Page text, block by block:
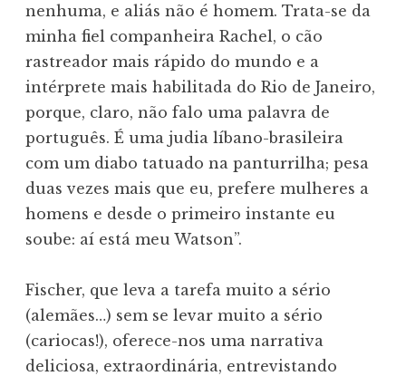
nenhuma, e aliás não é homem. Trata-se da
minha fiel companheira Rachel, o cão
rastreador mais rápido do mundo e a
intérprete mais habilitada do Rio de Janeiro,
porque, claro, não falo uma palavra de
português. É uma judia líbano-brasileira
com um diabo tatuado na panturrilha; pesa
duas vezes mais que eu, prefere mulheres a
homens e desde o primeiro instante eu
soube: aí está meu Watson”.
Fischer, que leva a tarefa muito a sério
(alemães…) sem se levar muito a sério
(cariocas!), oferece-nos uma narrativa
deliciosa, extraordinária, entrevistando